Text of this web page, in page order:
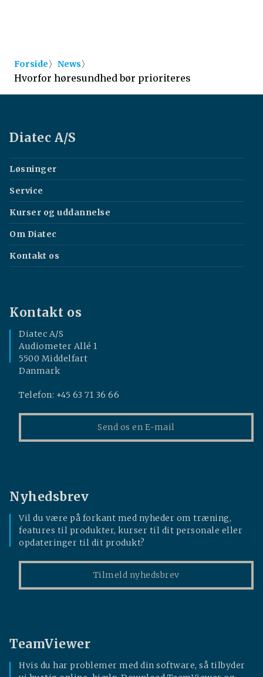
Forside〉 News〉
Hvorfor høresundhed bør prioriteres
Diatec A/S
Løsninger
Service
Kurser og uddannelse
Om Diatec
Kontakt os
Kontakt os
Diatec A/S
Audiometer Allé 1
5500 Middelfart
Danmark
Telefon: +45 63 71 36 66
Send os en E-mail
Nyhedsbrev
Vil du være på forkant med nyheder om træning,
features til produkter, kurser til dit personale eller
opdateringer til dit produkt?
Tilmeld nyhedsbrev
TeamViewer
Hvis du har problemer med din software, så tilbyder